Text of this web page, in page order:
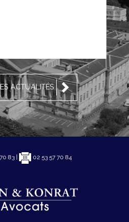
ACTUALITÉS
83 | 02 53 57 70 84